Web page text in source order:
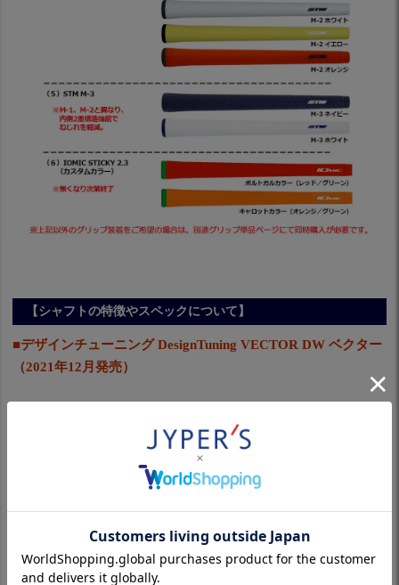
【シャフトの特徴やスペックについて】
■デザインチューニング DesignTuning VECTOR DW ベクター
（2021年12月発売）